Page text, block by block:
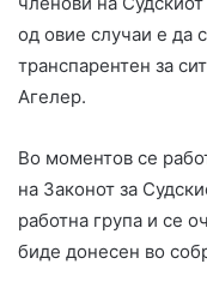
од овие случаи е да
транспарентен за
Агелер.
Во моментов се
на Законот за
работна група и се
биде донесен во